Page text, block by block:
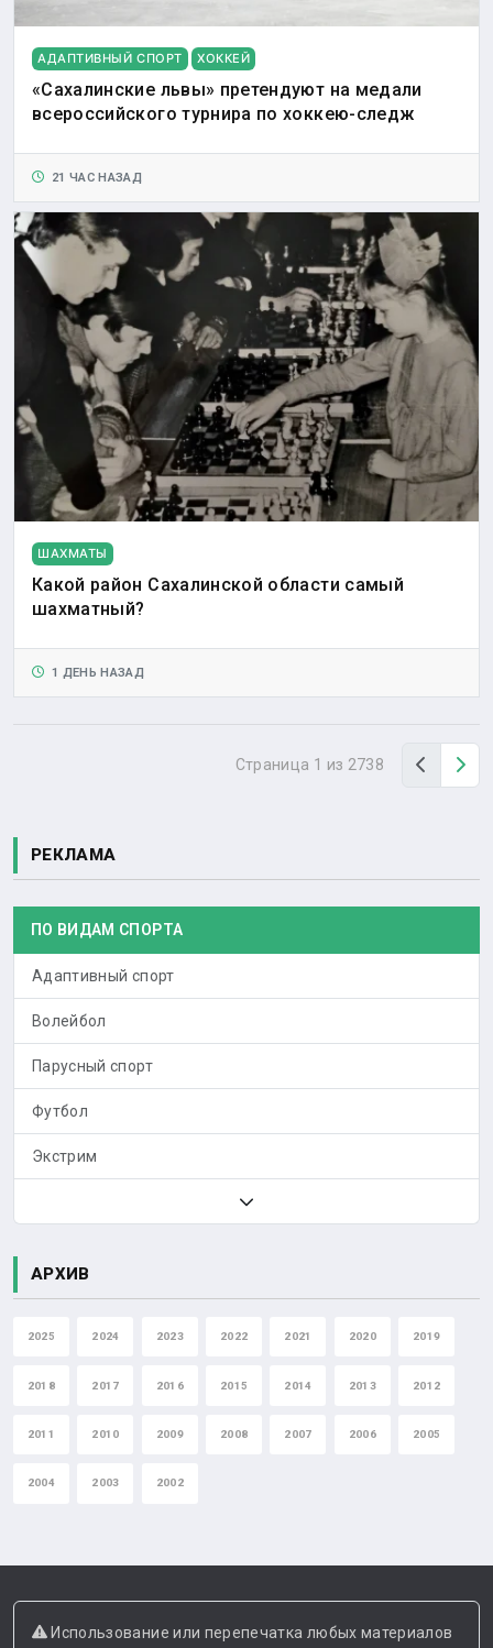
АДАПТИВНЫЙ СПОРТ ХОККЕЙ
«Сахалинские львы» претендуют на медали
всероссийского турнира по хоккею-следж
21 ЧАС НАЗАД
ШАХМАТЫ
Какой район Сахалинской области самый
шахматный?
1 ДЕНЬ НАЗАД
Страница 1 из 2738 Назад
РЕКЛАМА
ПО ВИДАМ СПОРТА
Адаптивный спорт
Волейбол
Парусный спорт
Футбол
Экстрим
АРХИВ
2025 2024 2023 2022 2021 2020 2019
2018 2017 2016 2015 2014 2013 2012
2011 2010 2009 2008 2007 2006 2005
2004 2003 2002
Использование или перепечатка любых материалов